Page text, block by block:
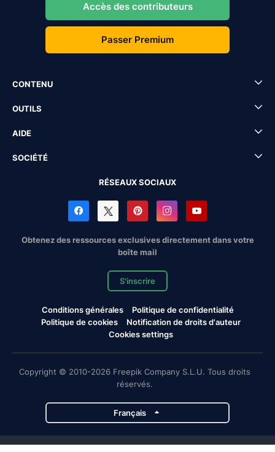
Accès des contributeurs
Passer Premium
CONTENU
OUTILS
AIDE
SOCIÉTÉ
RÉSEAUX SOCIAUX
Obtenez des ressources exclusives directement dans votre
boîte mail
S'inscrire
Conditions générales
Politique de confidentialité
Politique de cookies
Notification de droits d'auteur
Cookies settings
Copyright © 2010-2026 Freepik Company S.L.U. Tous droits
réservés.
Français